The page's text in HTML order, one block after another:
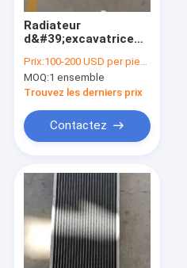
Contrôle de qualité
Nouvelles
Cas
Excavatrice Radiator
Radiateur d'huile hydraulique
Radiateur
d&#39;excavatrice
commerciale
d&#39;unité de
refroidissement
d&#39;assemblage
Prix:100-200 USD per piece
MOQ:1 ensemble
Trouvez les derniers prix
Contactez